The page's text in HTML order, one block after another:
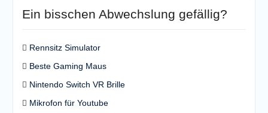
Ein bisschen Abwechslung gefällig?
Rennsitz Simulator
Beste Gaming Maus
Nintendo Switch VR Brille
Mikrofon für Youtube